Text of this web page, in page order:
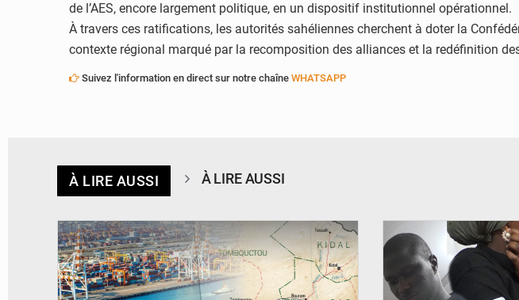
de l’AES, encore largement politique, en un dispositif institutionnel opérationnel.
À travers ces ratifications, les autorités sahéliennes cherchent à doter la
contexte régional marqué par la recomposition des alliances et la redéfinition
Suivez l'information en direct sur notre chaîne WHATSAPP
À LIRE AUSSI À LIRE AUSSI
© JDM